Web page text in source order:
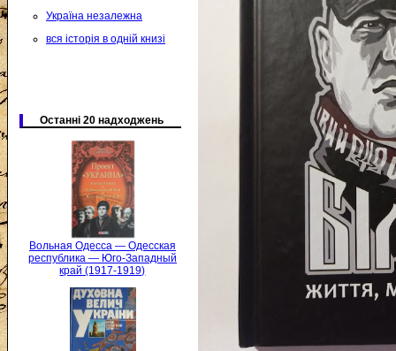
Україна незалежна
вся історія в одній книзі
Останні 20 надходжень
Вольная Одесса — Одесская
республика — Юго-Западный
край (1917-1919)